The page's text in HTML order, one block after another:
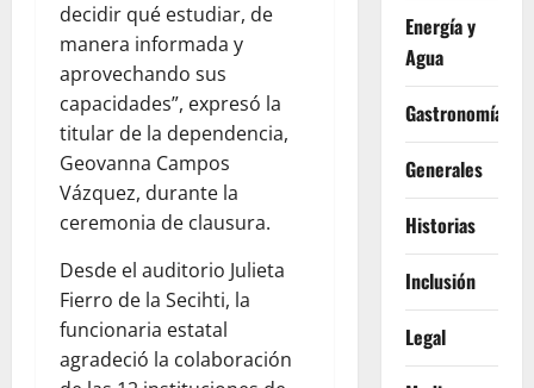
decidir qué estudiar, de
manera informada y
aprovechando sus
capacidades”, expresó la
titular de la dependencia,
Geovanna Campos
Vázquez, durante la
ceremonia de clausura.
Desde el auditorio Julieta
Fierro de la Secihti, la
funcionaria estatal
agradeció la colaboración
Energía y
Agua
Gastronomía
Generales
Historias
Inclusión
Legal